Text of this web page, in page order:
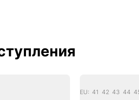
EU: 41 42 43 44